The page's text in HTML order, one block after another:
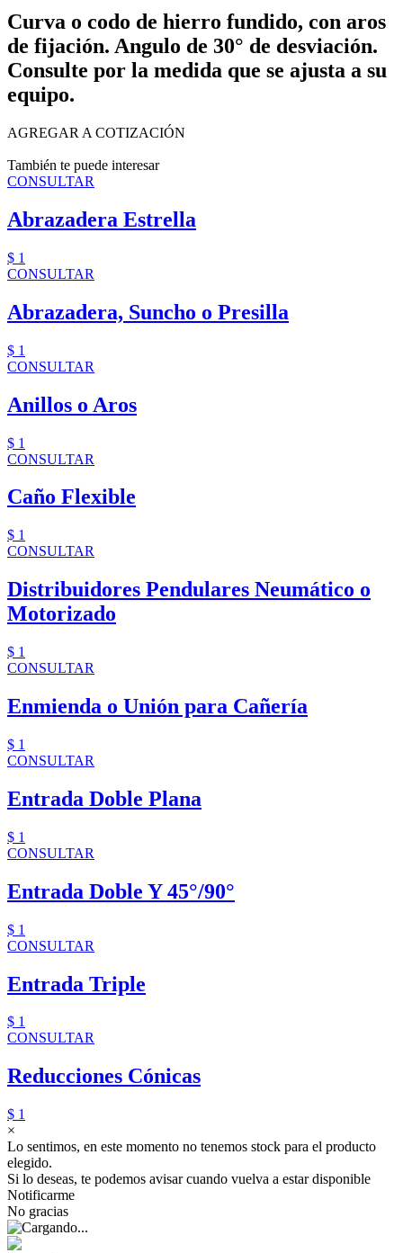
Curva o codo de hierro fundido, con aros
de fijación. Angulo de 30° de desviación.
Consulte por la medida que se ajusta a su
equipo.
AGREGAR A COTIZACIÓN
También te puede interesar
CONSULTAR
Abrazadera Estrella
$ 1
CONSULTAR
Abrazadera, Suncho o Presilla
$ 1
CONSULTAR
Anillos o Aros
$ 1
CONSULTAR
Caño Flexible
$ 1
CONSULTAR
Distribuidores Pendulares Neumático o
Motorizado
$ 1
CONSULTAR
Enmienda o Unión para Cañería
$ 1
CONSULTAR
Entrada Doble Plana
$ 1
CONSULTAR
Entrada Doble Y 45°/90°
$ 1
CONSULTAR
Entrada Triple
$ 1
CONSULTAR
Reducciones Cónicas
$ 1
×
Lo sentimos, en este momento no tenemos stock para el producto
elegido.
Si lo deseas, te podemos avisar cuando vuelva a estar disponible
Notificarme
No gracias